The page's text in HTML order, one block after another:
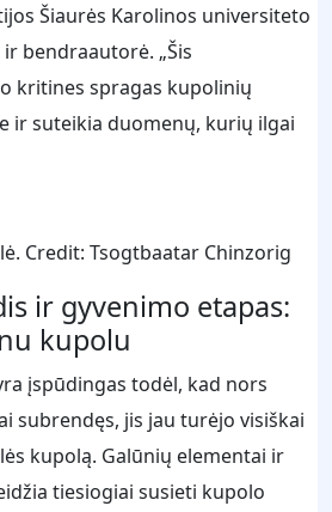
Šiaurės Karolinos universiteto
bendraautorė. „Šis
kritines spragas kupolinių
ir suteikia duomenų, kurių ilgai
Credit: Tsogtbaatar Chinzorig
ir gyvenimo etapas:
kupolu
įspūdingas todėl, kad nors
subrendęs, jis jau turėjo visiškai
kupolą. Galūnių elementai ir
tiesiogiai susieti kupolo